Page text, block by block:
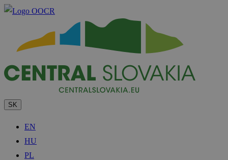
SK
EN
HU
PL